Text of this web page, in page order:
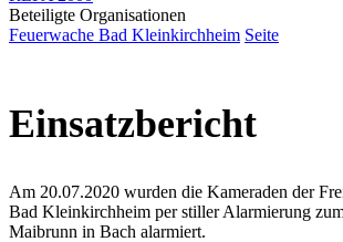
Beteiligte Organisationen
Feuerwache Bad Kleinkirchheim Seite
Einsatzbericht
Am 20.07.2020 wurden die Kameraden der
Bad Kleinkirchheim per stiller Alarmierung
Maibrunn in Bach alarmiert.